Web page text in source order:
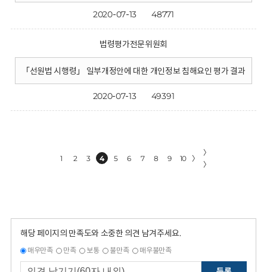
2020-07-13 48771
법령평가전문위원회
「선원법 시행령」 일부개정안에 대한 개인정보 침해요인 평가 결과
2020-07-13 49391
1 2 3 4 5 6 7 8 9 10 〉
〉
〉
해당 페이지의 만족도와 소중한 의견 남겨주세요.
매우만족 만족 보통 불만족 매우불만족